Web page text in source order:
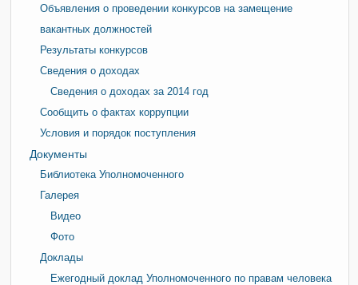
Объявления о проведении конкурсов на замещение
вакантных должностей
Результаты конкурсов
Сведения о доходах
Сведения о доходах за 2014 год
Сообщить о фактах коррупции
Условия и порядок поступления
Документы
Библиотека Уполномоченного
Галерея
Видео
Фото
Доклады
Ежегодный доклад Уполномоченного по правам человека